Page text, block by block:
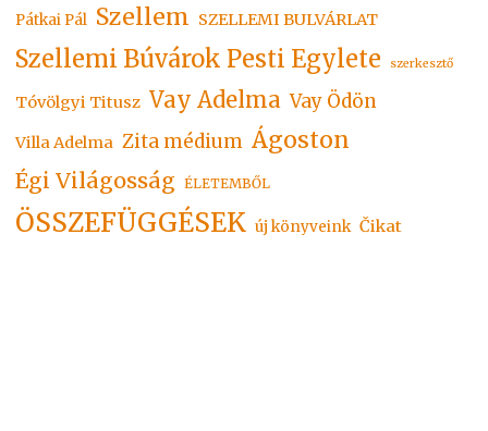
Pátkai Pál Szellem SZELLEMI BULVÁRLAT
Szellemi Búvárok Pesti Egylete szerkesztő
Tóvölgyi Titusz Vay Adelma Vay Ödön
Villa Adelma Zita médium Ágoston
Égi Világosság ÉLETEMBŐL
ÖSSZEFÜGGÉSEK új könyveink Čikat